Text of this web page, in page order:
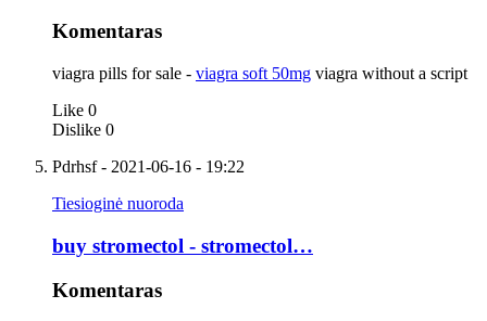
Komentaras
viagra pills for sale - viagra soft 50mg viagra without a script
Like 0
Dislike 0
Pdrhsf- 2021-06-16 - 19:22
Tiesioginė nuoroda
buy stromectol - stromectol…
Komentaras